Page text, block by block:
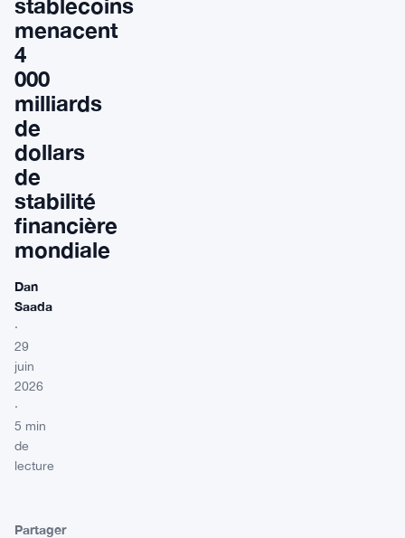
stablecoins
menacent
4
000
milliards
de
dollars
de
stabilité
financière
mondiale
Dan
Saada
·
29
juin
2026
·
5 min
de
lecture
Partager